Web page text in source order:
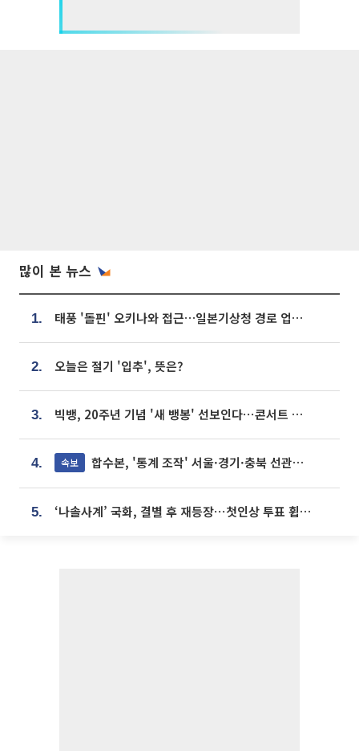
많이 본 뉴스
1. 태풍 '돌핀' 오키나와 접근…일본기상청 경로 업데이트
2. 오늘은 절기 '입추', 뜻은?
3. 빅뱅, 20주년 기념 '새 뱅봉' 선보인다⋯콘서트 앞두고 팝업 개최
4. 속보 합수본, '통계 조작' 서울·경기·충북 선관위 등 추가 압수수색
5. ‘나솔사계’ 국화, 결별 후 재등장⋯첫인상 투표 휩쓸고 ‘인기녀’ 등극